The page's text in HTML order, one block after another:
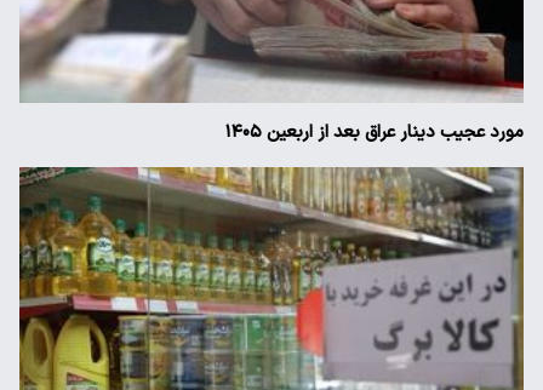
مورد عجیب دینار عراق بعد از اربعین ۱۴۰۵